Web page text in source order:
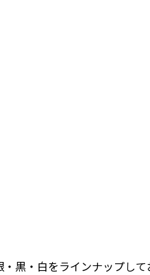
黒・白をラインナップして